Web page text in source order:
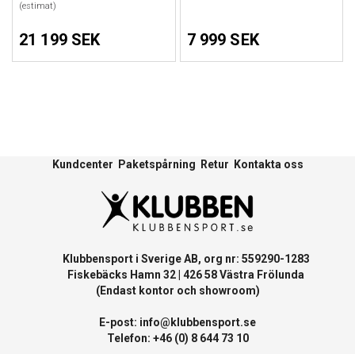
(estimat)
21 199 SEK 7 999 SEK
Kundcenter Paketspårning Retur Kontakta oss
Klubbensport i Sverige AB, org nr: 559290-1283
Fiskebäcks Hamn 32 | 426 58 Västra Frölunda
(Endast kontor och showroom)
E-post: info@klubbensport.se
Telefon: +46 (0) 8 644 73 10